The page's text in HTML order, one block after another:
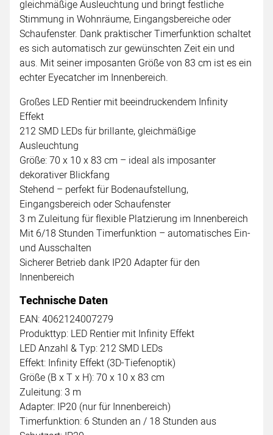
gleichmäßige Ausleuchtung und bringt festliche
Stimmung in Wohnräume, Eingangsbereiche oder
Schaufenster. Dank praktischer Timerfunktion schaltet
es sich automatisch zur gewünschten Zeit ein und
aus. Mit seiner imposanten Größe von 83 cm ist es ein
echter Eyecatcher im Innenbereich.
Großes LED Rentier mit beeindruckendem Infinity
Effekt
212 SMD LEDs für brillante, gleichmäßige
Ausleuchtung
Größe: 70 x 10 x 83 cm – ideal als imposanter
dekorativer Blickfang
Stehend – perfekt für Bodenaufstellung,
Eingangsbereich oder Schaufenster
3 m Zuleitung für flexible Platzierung im Innenbereich
Mit 6/18 Stunden Timerfunktion – automatisches Ein-
und Ausschalten
Sicherer Betrieb dank IP20 Adapter für den
Innenbereich
Technische Daten
EAN: 4062124007279
Produkttyp: LED Rentier mit Infinity Effekt
LED Anzahl & Typ: 212 SMD LEDs
Effekt: Infinity Effekt (3D-Tiefenoptik)
Größe (B x T x H): 70 x 10 x 83 cm
Zuleitung: 3 m
Adapter: IP20 (nur für Innenbereich)
Timerfunktion: 6 Stunden an / 18 Stunden aus